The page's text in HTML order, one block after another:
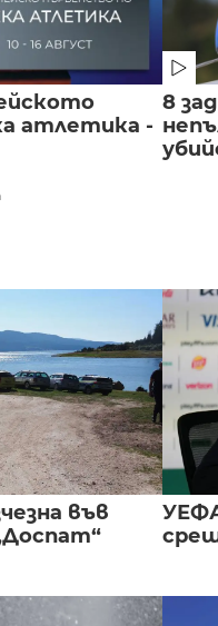
атлетика -
8
във